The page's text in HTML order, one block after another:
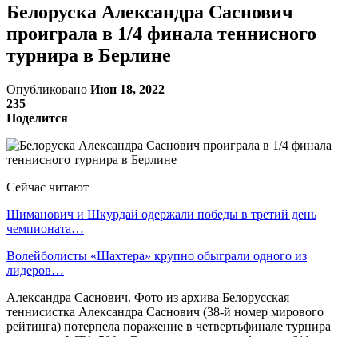
Белоруска Александра Саснович
проиграла в 1/4 финала теннисного
турнира в Берлине
Опубликовано Июн 18, 2022
235
Поделится
Сейчас читают
Шиманович и Шкурдай одержали победы в третий день
чемпионата…
Волейболисты «Шахтера» крупно обыграли одного из
лидеров…
Александра Саснович. Фото из архива Белорусская
теннисистка Александра Саснович (38-й номер мирового
рейтинга) потерпела поражение в четвертьфинале турнира